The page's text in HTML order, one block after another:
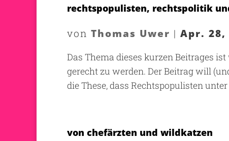
rechtspopulisten, rechtspolitik
von Thomas Uwer | Apr. 28,
Das Thema dieses kurzen Beitrages
gerecht zu werden. Der Beitrag will
die These, dass Rechtspopulisten
von chefärzten und wildkatzen